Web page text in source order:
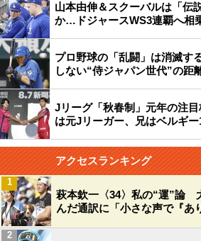
山本由伸＆スクーバルは「伝
か…ドジャースWS3連覇へ相
プロ野球の「乱闘」は消滅す
しない“侍ジャパン世代”の距
Jリーグ「秋春制」元年の注
は元Jリーガー、兄はベルギー
アクセスランキング
萩本欽一〈34〉私の“運”論
んだ通訳に「小さな声で『あ
1
2